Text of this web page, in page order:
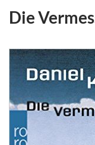
Die